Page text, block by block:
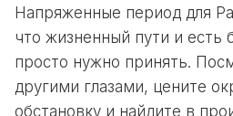
Напряженные период для
что жизненный пути и есть
просто нужно принять.
другими глазами, цените
обстановку и найдите в